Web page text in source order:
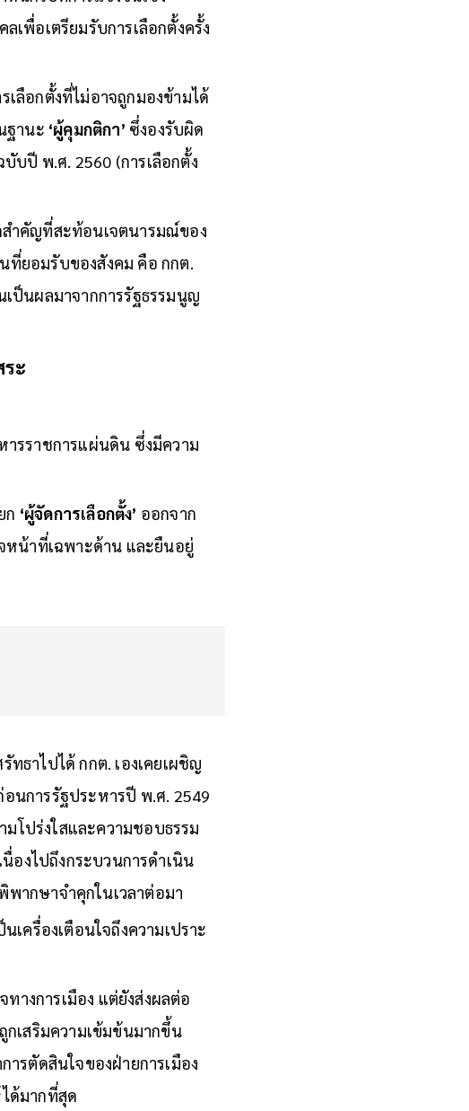
หนักไปที่การแข่งขันเชิง
พื่อเตรียมรับการเลือกตั้งครั้ง
ลือกตั้งที่ไม่อาจถูกมองข้ามได้
ฐานะ‘ผู้คุมกติกา’ซึ่งองรับผิด
ปี พ.ศ. 2560 (การเลือกตั้ง
ำคัญที่สะท้อนเจตนารมณ์ของ
ที่ยอมรับของสังคม คือ กกต.
ะ
รราชการแผ่นดิน ซึ่งมีความ
ก‘ผู้จัดการเลือกตั้ง’ออกจาก
น้าที่เฉพาะด้าน และยืนอยู่
ธาไปได้ กกต. เองเคยเผชิญ
นการรัฐประหารปี พ.ศ. 2549
โปร่งใสและความชอบธรรม
งไปถึงกระบวนการดำเนิน
ากษาจำคุกในเวลาต่อมา
ครื่องเตือนใจถึงความเปราะ
างการเมือง แต่ยังส่งผลต่อ
เสริมความเข้มข้นมากขึ้น
รตัดสินใจของฝ่ายการเมือง